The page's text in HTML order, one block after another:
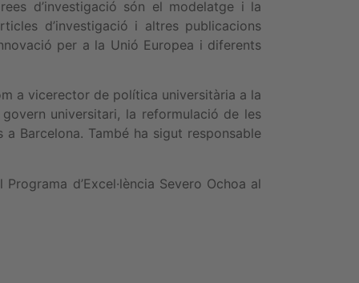
d’investigació són el modelatge i la
d’investigació i altres publicacions
per a la Unió Europea i diferents
a vicerector de política universitària a la
universitari, la reformulació de les
Barcelona. També ha sigut responsable
d’Excel·lència Severo Ochoa al